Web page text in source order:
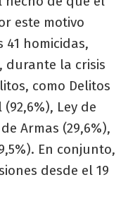
este motivo
homicidas,
durante la crisis
como Delitos
Ley de
Armas (29,6%),
En conjunto,
desde el 19